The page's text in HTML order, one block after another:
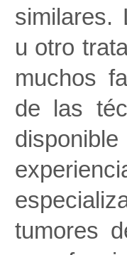
similares.
u otro
muchos
de las
tumores